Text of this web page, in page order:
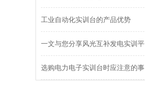
工业自动化实训台的产品优势